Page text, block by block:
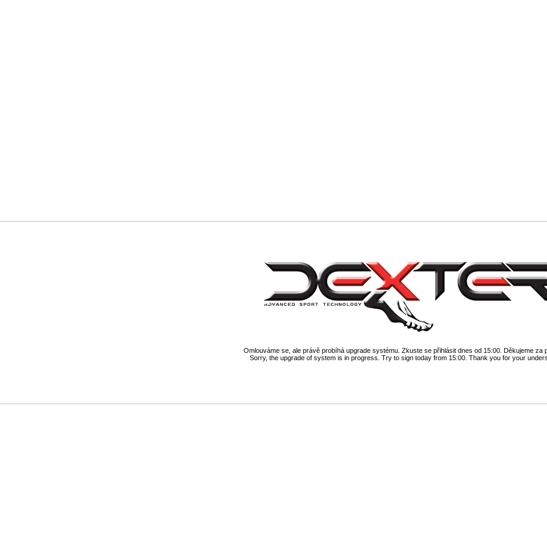
Omlouváme se, ale právě probíhá upgrade systému. Zkuste se přihlásit dnes od 15:00. Děkujeme za
Sorry, the upgrade of system is in progress. Try to sign today from 15:00. Thank you for your